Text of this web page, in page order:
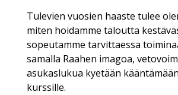
Tulevien vuosien haaste tulee
miten hoidamme taloutta
sopeutamme tarvittaessa
samalla Raahen imagoa,
asukaslukua kyetään
kurssille.